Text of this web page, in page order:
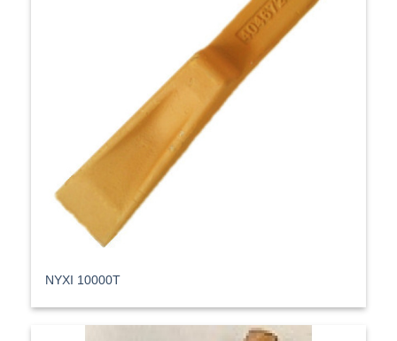
ΝΥΧΙ 10000T